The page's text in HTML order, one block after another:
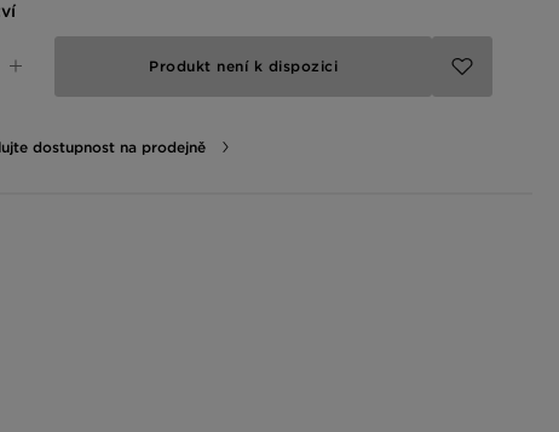
Produkt není k dispozici
dostupnost na prodejně